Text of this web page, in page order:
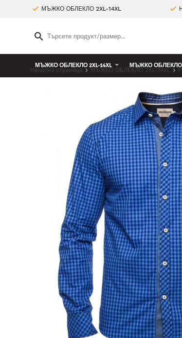
МЪЖКО ОБЛЕКЛО 2XL-14XL
МЪЖКО ОБЛЕКЛО 2XL-14XL МЪЖКО ОБЛЕКЛО
Начална страница МЪЖКО ОБЛЕКЛО 2XL-14XL